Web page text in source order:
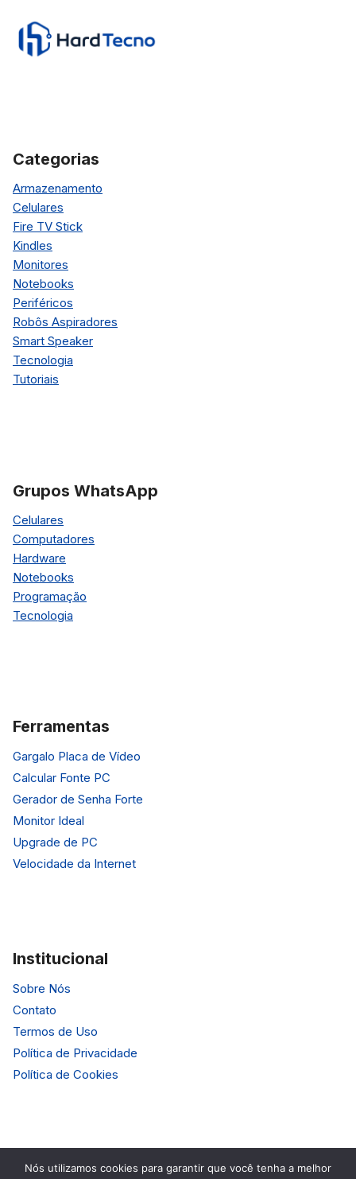
Categorias
Armazenamento
Celulares
Fire TV Stick
Kindles
Monitores
Notebooks
Periféricos
Robôs Aspiradores
Smart Speaker
Tecnologia
Tutoriais
Grupos WhatsApp
Celulares
Computadores
Hardware
Notebooks
Programação
Tecnologia
Ferramentas
Gargalo Placa de Vídeo
Calcular Fonte PC
Gerador de Senha Forte
Monitor Ideal
Upgrade de PC
Velocidade da Internet
Institucional
Sobre Nós
Contato
Termos de Uso
Política de Privacidade
Política de Cookies
Nós utilizamos cookies para garantir que você tenha a melhor